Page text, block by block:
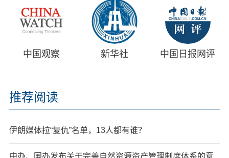
中国观察 新华社 中国日报网评
推荐阅读
伊朗媒体拉“复仇”名单，13人都有谁？